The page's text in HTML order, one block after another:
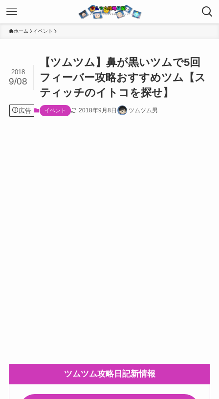
ホーム イベント
【ツムツム】鼻が黒いツムで5回
フィーバー攻略おすすめツム【ス
ティッチのイトコを探せ】
2018
9/08
広告 イベント 2018年9月8日 ツムツム男
ツムツム攻略日記新情報